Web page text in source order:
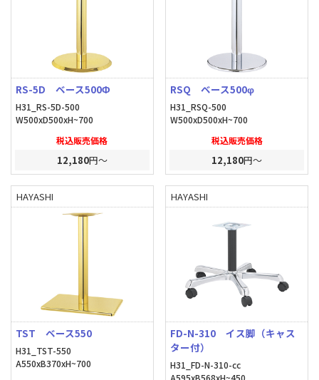
RS-5D ベース500Φ
H31_RS-5D-500
W500xD500xH~700
税込販売価格
12,180円～
RSQ ベース500φ
H31_RSQ-500
W500xD500xH~700
税込販売価格
12,180円～
HAYASHI
TST ベース550
H31_TST-550
A550xB370xH~700
HAYASHI
FD-N-310 イス脚（キャス
ター付）
H31_FD-N-310-cc
A595xB568xH~450